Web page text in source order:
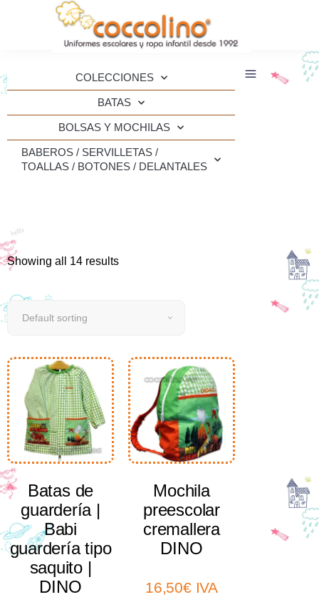
COLECCIONES
BATAS
BOLSAS Y MOCHILAS
BABEROS / SERVILLETAS /
TOALLAS / BOTONES / DELANTALES
Showing all 14 results
Default sorting
Select options
Batas de
guardería |
Babi
guardería tipo
saquito |
DINO
Select options
Mochila
preescolar
cremallera
DINO
16,50€ IVA